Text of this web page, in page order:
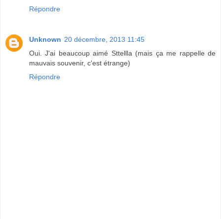
Répondre
Unknown 20 décembre, 2013 11:45
Oui. J'ai beaucoup aimé Sttellla (mais ça me rappelle de
mauvais souvenir, c'est étrange)
Répondre